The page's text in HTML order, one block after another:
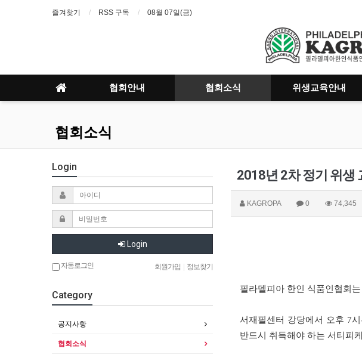
즐겨찾기 RSS 구독 08월 07일(금)
협회안내 협회소식 위생교육안내
협회소식
2018년 2차 정기 위생
KAGROPA 0 74,345
필라델피아 한인 식품인협회는
서재필센터 강당에서 오후 7시
반드시
취득해야 하는 서티피
Login
Login
자동로그인 회원가입 정보찾기
Category
공지사항
협회소식